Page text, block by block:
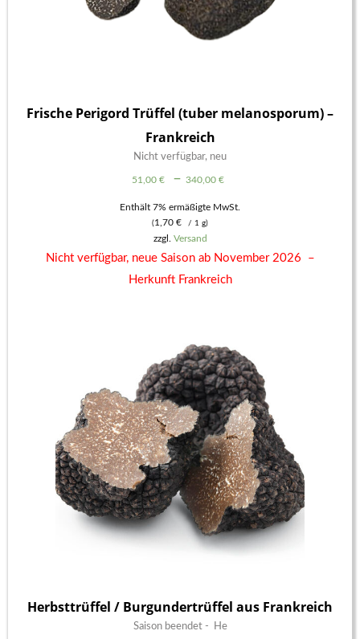
Frische Perigord Trüffel (tuber melanosporum) –
Frankreich
Nicht verfügbar, neu
51,00 € – 340,00 €
51,00 €
340,00 €
Enthält 7% ermäßigte MwSt.
( 1,70 € / 1 g)
zzgl. Versand
Nicht verfügbar, neue Saison ab November 2026 –
Herkunft Frankreich
Herbsttrüffel / Burgundertrüffel aus Frankreich
Saison beendet - He